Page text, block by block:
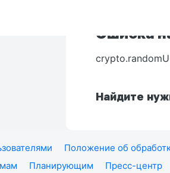
Ошибка
Найдите
Положение об
Планирующим Пресс-центр